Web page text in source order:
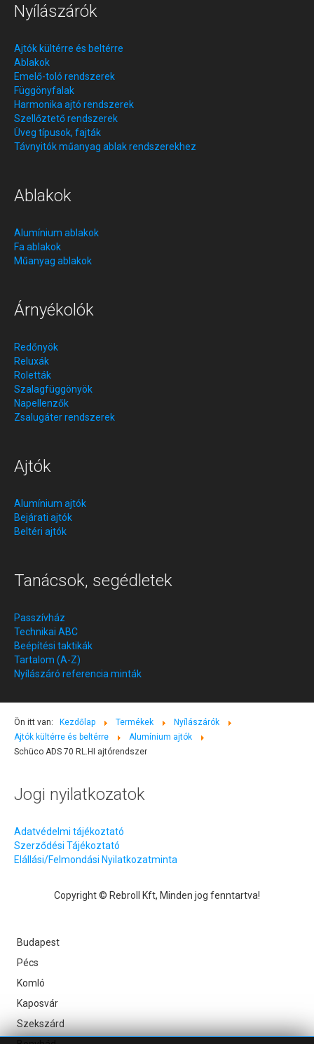
Nyílászárók
Ajtók kültérre és beltérre
Ablakok
Emelő-toló rendszerek
Függönyfalak
Harmonika ajtó rendszerek
Szellőztető rendszerek
Üveg típusok, fajták
Távnyitók műanyag ablak rendszerekhez
Ablakok
Alumínium ablakok
Fa ablakok
Műanyag ablakok
Árnyékolók
Redőnyök
Reluxák
Roletták
Szalagfüggönyök
Napellenzők
Zsalugáter rendszerek
Ajtók
Alumínium ajtók
Bejárati ajtók
Beltéri ajtók
Tanácsok, segédletek
Passzívház
Technikai ABC
Beépítési taktikák
Tartalom (A-Z)
Nyílászáró referencia minták
Ön itt van: Kezdőlap Termékek
Nyílászárók
Ajtók kültérre és beltérre
Alumínium ajtók
Schüco ADS 70 RL.HI ajtórendszer
Jogi nyilatkozatok
Adatvédelmi tájékoztató
Szerződési Tájékoztató
Elállási/Felmondási Nyilatkozatminta
Copyright © Rebroll Kft, Minden jog fenntartva!
Budapest
Pécs
Komló
Kaposvár
Szekszárd